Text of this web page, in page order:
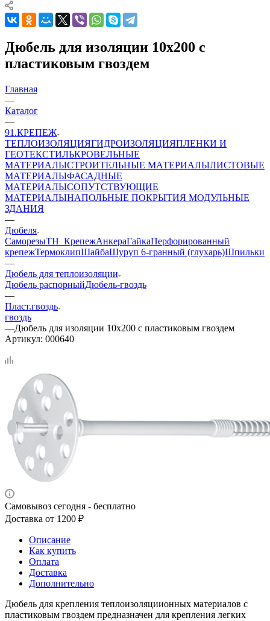
Дюбель для изоляции 10х200 с
пластиковым гвоздем
Главная
—
Каталог
—
91.КРЕПЕЖ
ТЕПЛОИЗОЛЯЦИЯГИДРОИЗОЛЯЦИЯПЛЕНКИ И
ГЕОТЕКСТИЛЬКРОВЕЛЬНЫЕ
МАТЕРИАЛЫСТРОИТЕЛЬНЫЕ МАТЕРИАЛЫЛИСТОВЫЕ
МАТЕРИАЛЫФАСАДНЫЕ
МАТЕРИАЛЫСОПУТСТВУЮЩИЕ
МАТЕРИАЛЫНАПОЛЬНЫЕ ПОКРЫТИЯ МОДУЛЬНЫЕ
ЗДАНИЯ
—
Дюбеля
СаморезыТН_КрепежАнкераГайкаПерфорированный
крепежТермоклипШайбаШуруп 6-гранный (глухарь)Шпильки
—
Дюбель для теплоизоляции
Дюбель распорныйДюбель-гвоздь
—
Пласт.гвоздь
гвоздь
—Дюбель для изоляции 10х200 с пластиковым гвоздем
Артикул: 000640
Самовывоз сегодня - бесплатно
Доставка от 1200 ₽
Описание
Как купить
Оплата
Доставка
Дополнительно
Дюбель для крепления теплоизоляциионных материалов с
пластиковым гвоздем предназначен для крепления легких